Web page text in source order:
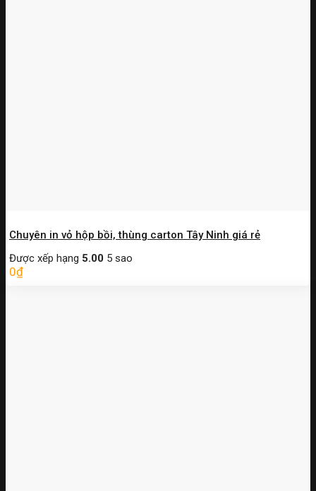
Chuyên in vỏ hộp bồi, thùng carton Tây Ninh giá rẻ
Được xếp hạng 5.00 5 sao
0₫